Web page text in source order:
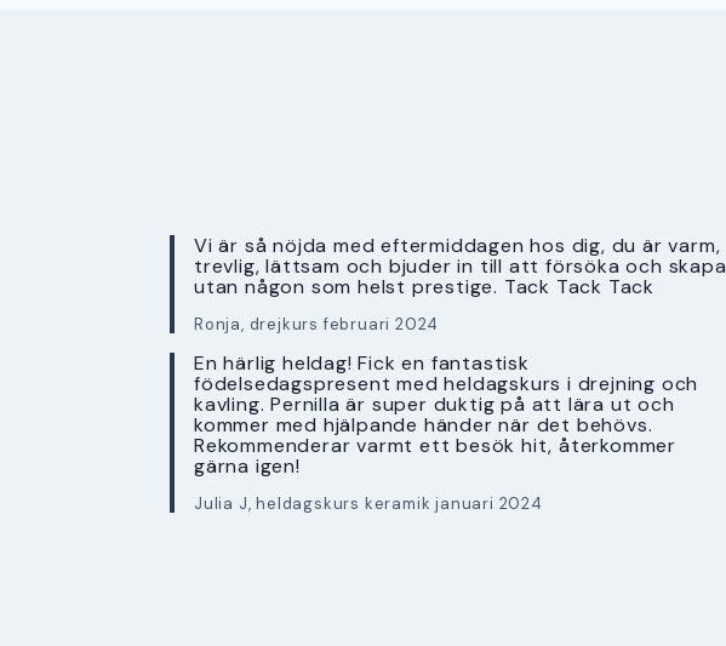
Vi är så nöjda med eftermiddagen hos dig, du är varm,
trevlig, lättsam och bjuder in till att försöka och skapa
utan någon som helst prestige. Tack Tack Tack
Ronja, drejkurs februari 2024
En härlig heldag! Fick en fantastisk
födelsedagspresent med heldagskurs i drejning och
kavling. Pernilla är super duktig på att lära ut och
kommer med hjälpande händer när det behövs.
Rekommenderar varmt ett besök hit, återkommer
gärna igen!
Julia J, heldagskurs keramik januari 2024